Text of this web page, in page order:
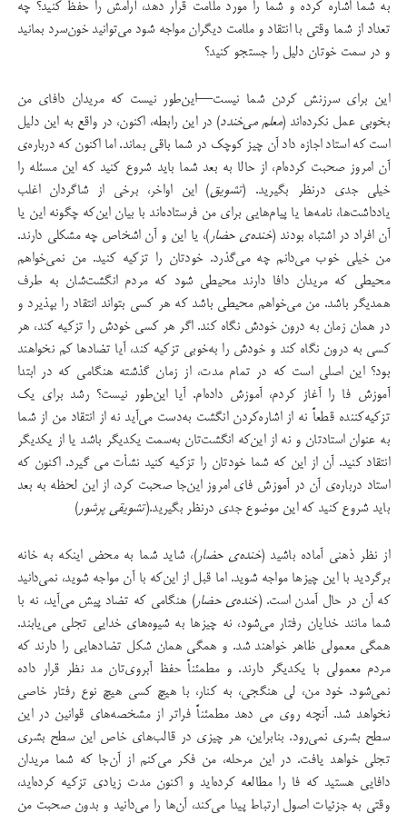
به شما اشاره کرده و شما را مورد ملامت قرار دهد، آرامش را حفظ کنید؟ چه
تعداد از شما وقتی با انتقاد و ملامت دیگران مواجه شود می‌توانید خون‌سرد بمانید
و در سمت خوتان دلیل را جستجو کنید؟
این برای سرزنش کردن شما نیست—این‌طور نیست که مریدان دافای من
بخوبی عمل نکرده‌اند (معلم می‌خندد) در این رابطه، اکنون، در واقع به این دلیل
است که استاد اجازه داد آن چیز کوچک در شما باقی بماند. اما اکنون که درباره‌ی
آن امروز صحبت کرده‌ام، از حالا به بعد شما باید شروع کنید که این مسئله را
خیلی جدی درنظر بگیرید. (تشویق) این اواخر، برخی از شاگردان اغلب
یادداشت‌ها، نامه‌ها یا پیام‌هایی برای من فرستاده‌اند با بیان این‌که چگونه این یا
آن افراد در اشتباه بودند (خنده‌ی حضار)، یا این و آن اشخاص چه مشکلی دارند.
من خیلی خوب می‌دانم چه می‌گذرد. خودتان را تزکیه کنید. من نمی‌خواهم
محیطی که مریدان دافا دارند محیطی شود که مردم انگشت‌شان به طرف
همدیگر باشد. من می‌خواهم محیطی باشد که هر کسی بتواند انتقاد را بپذیرد و
در همان زمان به درون خودش نگاه کند. اگر هر کسی خودش را تزکیه کند، هر
کسی به درون نگاه کند و خودش را به‌خوبی تزکیه کند، آیا تضاد‌ها کم نخواهند
بود؟ این اصلی است که در تمام مدت، از زمان گذشته هنگامی که در ابتدا
آموزش فا را آغاز کردم، آموزش داده‌ام. آیا این‌طور نیست؟ رشد برای یک
تزکیه‌کننده قطعاً نه از اشاره‌کردن انگشت به‌دست می‌آید نه از انتقاد من از شما
به عنوان استادتان و نه از این‌که انگشت‌تان به‌سمت یکدیگر باشد یا از یکدیگر
انتقاد کنید. آن از این که شما خودتان را تزکیه‌ کنید نشأت می گیرد. اکنون که
استاد درباره‌ی آن در آموزش فای امروز این‌جا صحبت کرد، از این لحظه به بعد
باید شروع کنید که این موضوع جدی درنظر بگیرید.(تشویقی پرشور)
از نظر ذهنی آماده باشید (خنده‌ی حضار)، شاید شما به محض اینکه به خانه
برگردید با این چیزها مواجه شوید. اما قبل از این‌که با آن مواجه شوید، نمی‌دانید
که آن در حال آمدن است. (خنده‌ی حضار) هنگامی که تضاد پیش می‌آید، نه با
شما مانند خدایان رفتار می‌شود، نه چیزها به شیوه‌های خدایی تجلی می‌یابند.
همگی معمولی ظاهر خواهند شد. و همگی همان شکل تضادهایی را دارند که
مردم معمولی با یکدیگر دارند. و مطمئناً حفظ آبروی‌تان مد نظر قرار داده
نمی‌شود. خود من، لی هنگجی، به کنار، با هیچ کسی هیچ نوع رفتار خاصی
نخواهد شد. آنچه روی می دهد مطمئناً فراتر از مشخصه‌های قوانین در این
سطح بشری نمی‌رود. بنابراین، هر چیزی در قالب‌های خاص این سطح بشری
تجلی خواهد یافت. در این مرحله، من فکر می‌کنم از آن‌جا که شما مریدان
دافایی هستید که فا را مطالعه کرده‌اید و اکنون مدت زیادی تزکیه کرده‌اید،
وقتی به جزئیات اصول ارتباط پیدا می‌کند، آن‌ها را می‌دانید و بدون صحبت من